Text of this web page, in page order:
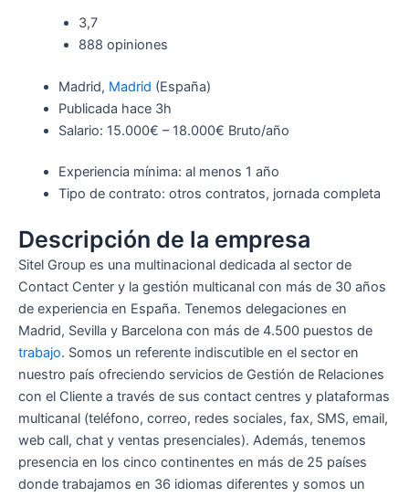
3,7
888 opiniones
Madrid, Madrid (España)
Publicada hace 3h
Salario: 15.000€ – 18.000€ Bruto/año
Experiencia mínima: al menos 1 año
Tipo de contrato: otros contratos, jornada completa
Descripción de la empresa
Sitel Group es una multinacional dedicada al sector de
Contact Center y la gestión multicanal con más de 30 años
de experiencia en España. Tenemos delegaciones en
Madrid, Sevilla y Barcelona con más de 4.500 puestos de
trabajo. Somos un referente indiscutible en el sector en
nuestro país ofreciendo servicios de Gestión de Relaciones
con el Cliente a través de sus contact centres y plataformas
multicanal (teléfono, correo, redes sociales, fax, SMS, email,
web call, chat y ventas presenciales). Además, tenemos
presencia en los cinco continentes en más de 25 países
donde trabajamos en 36 idiomas diferentes y somos un